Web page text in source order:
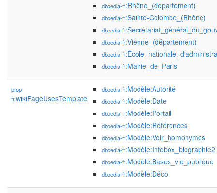
dbpedia-fr:Rhône_(département)
dbpedia-fr:Sainte-Colombe_(Rhône)
dbpedia-fr
dbpedia-fr:Vienne_(département)
dbpedia-fr
dbpedia-fr:Mairie_de_Paris
prop-
fr:wikiPageUsesTemplate
dbpedia-fr:Modèle:Autorité
dbpedia-fr:Modèle:Date
dbpedia-fr:Modèle:Portail
dbpedia-fr:Modèle:Références
dbpedia-fr:Modèle:Voir_homonymes
dbpedia-fr:Modèle:Infobox_biographie2
dbpedia-fr:Modèle:Bases_vie_publique
dbpedia-fr:Modèle:Déco